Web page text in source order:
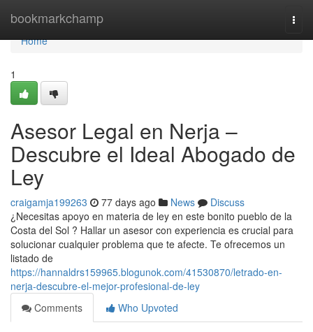
bookmarkchamp
Home
Home
1
Asesor Legal en Nerja –
Descubre el Ideal Abogado de
Ley
craigamja199263 77 days ago News
Discuss
¿Necesitas apoyo en materia de ley en este bonito pueblo de la
Costa del Sol ? Hallar un asesor con experiencia es crucial para
solucionar cualquier problema que te afecte. Te ofrecemos un
listado de
https://hannaldrs159965.blogunok.com/41530870/letrado-en-
nerja-descubre-el-mejor-profesional-de-ley
Comments
Who Upvoted